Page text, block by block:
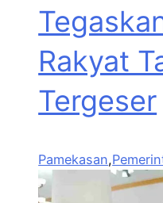
Rakyat
Tergeser
Pamekasan,